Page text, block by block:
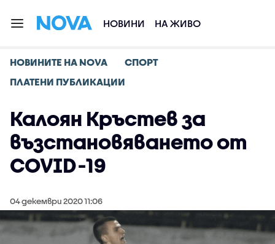
НОВИНИ НА ЖИВО
НОВИНИТЕ НА NOVA
СПОРТ
ПЛАТЕНИ ПУБЛИКАЦИИ
Калоян Кръстев за
възстановяването от
COVID-19
04 декември 2020 11:06